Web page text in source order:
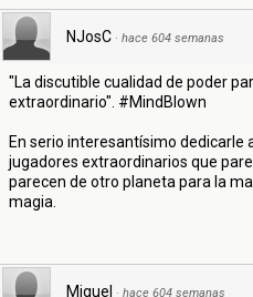
NJosC · hace 604 semanas
"La discutible cualidad de poder
extraordinario". #MindBlown
En serio interesantísimo dedicarle
jugadores extraordinarios que
parecen de otro planeta para la
magia.
Miguel · hace 604 semanas